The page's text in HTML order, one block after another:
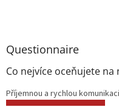
Questionnaire
Co nejvíce oceňujete na
Příjemnou a rychlou komunikaci